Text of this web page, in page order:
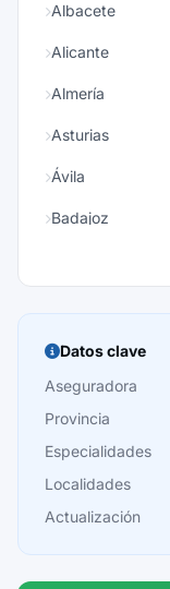
Albacete
Alicante
Almería
Asturias
Ávila
Badajoz
Burgos
Cáceres
Cádiz
Cantabria
Castellón
Datos clave
Aseguradora
Provincia
Especialidades
Localidades
Actualización